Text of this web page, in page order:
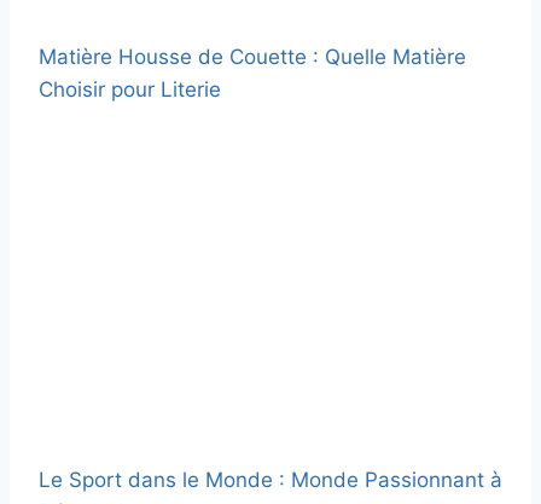
Matière Housse de Couette : Quelle Matière
Choisir pour Literie
Le Sport dans le Monde : Monde Passionnant à